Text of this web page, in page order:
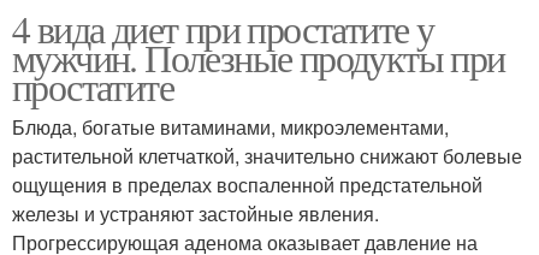
4 вида диет при простатите у
мужчин. Полезные продукты при
простатите
Блюда, богатые витаминами, микроэлементами,
растительной клетчаткой, значительно снижают болевые
ощущения в пределах воспаленной предстательной
железы и устраняют застойные явления.
Прогрессирующая аденома оказывает давление на